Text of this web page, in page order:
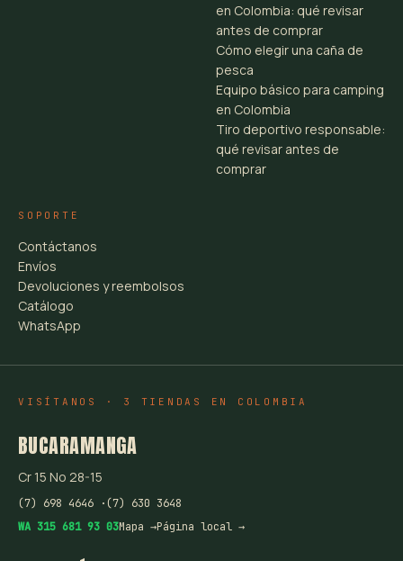
en Colombia: qué revisar
antes de comprar
Cómo elegir una caña de
pesca
Equipo básico para camping
en Colombia
Tiro deportivo responsable:
qué revisar antes de
comprar
SOPORTE
Contáctanos
Envíos
Devoluciones y reembolsos
Catálogo
WhatsApp
VISÍTANOS · 3 TIENDAS EN COLOMBIA
BUCARAMANGA
Cr 15 No 28-15
(7) 698 4646 ·(7) 630 3648
WA 315 681 93 03Mapa →Página local →